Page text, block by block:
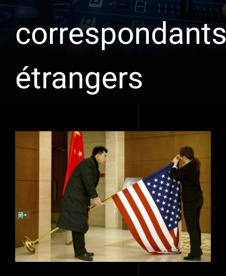
étrangers
l'image